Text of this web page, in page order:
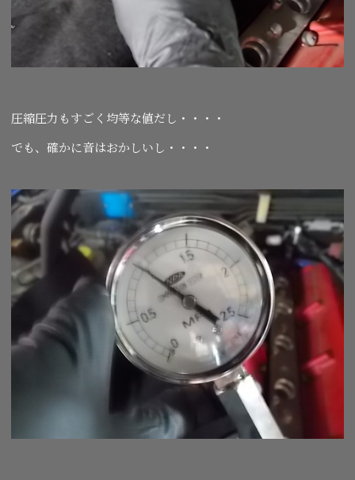
圧縮圧力もすごく均等な値だし・・・・
でも、確かに音はおかしいし・・・・